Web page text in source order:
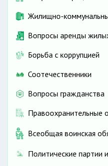
Жилищно-
Вопросы аренды
Борьба с коррупцией
Соотечественники
Вопросы гражданства
Правоохранительные
Всеобщая воинская
Политические партии